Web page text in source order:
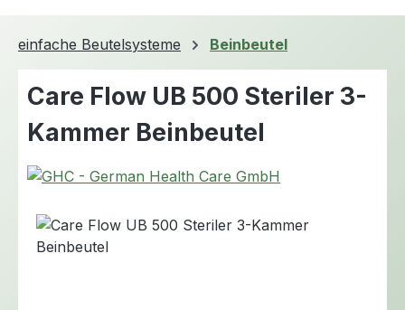
einfache Beutelsysteme Beinbeutel
Care Flow UB 500 Steriler 3-
Kammer Beinbeutel
Bildergalerie überspringen